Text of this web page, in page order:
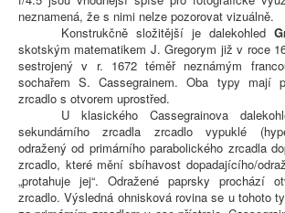
neznamená, že s nimi nelze pozorovat vizuálně.
Konstrukčně složitější je dalekohled
skotským matematikem J. Gregorym již v roce
sestrojený v r. 1672 téměř neznámým
sochařem S. Cassegrainem. Oba typy mají
zrcadlo s otvorem uprostřed.
U klasického Cassegrainova
sekundárního zrcadla zrcadlo vypuklé
odražený od primárního parabolického zrcadla
zrcadlo, které mění sbíhavost dopadajícího/
„protahuje jej“. Odražené paprsky prochází
zrcadlo. Výsledná ohnisková rovina se u tohoto